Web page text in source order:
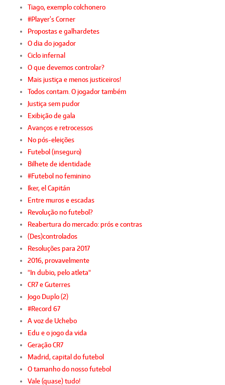
Tiago, exemplo colchonero
#Player’s Corner
Propostas e galhardetes
O dia do jogador
Ciclo infernal
O que devemos controlar?
Mais justiça e menos justiceiros!
Todos contam. O jogador também
Justiça sem pudor
Exibição de gala
Avanços e retrocessos
No pós-eleições
Futebol (inseguro)
Bilhete de identidade
#Futebol no feminino
Iker, el Capitán
Entre muros e escadas
Revolução no futebol?
Reabertura do mercado: prós e contras
(Des)controlados
Resoluções para 2017
2016, provavelmente
"In dubio, pelo atleta"
CR7 e Guterres
Jogo Duplo (2)
#Record 67
A voz de Uchebo
Edu e o jogo da vida
Geração CR7
Madrid, capital do futebol
O tamanho do nosso futebol
Vale (quase) tudo!